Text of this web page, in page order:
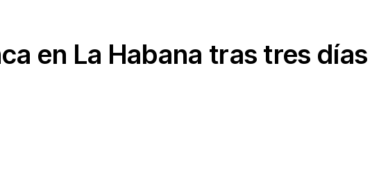
en La Habana tras tres días